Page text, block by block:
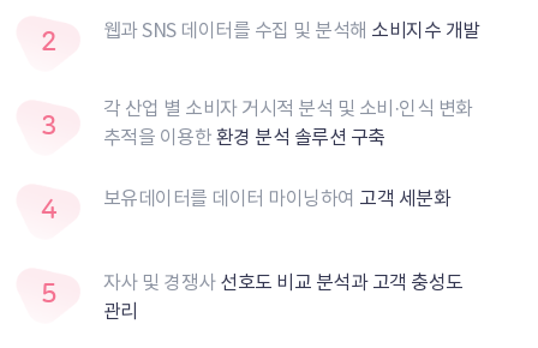
2 웹과 SNS 데이터를 수집 및 분석해 소비지수 개발
3
각 산업 별 소비자 거시적 분석 및 소비·인식 변화
추적을 이용한 환경 분석 솔루션 구축
4 보유데이터를 데이터 마이닝하여 고객 세분화
5 자사 및 경쟁사 선호도 비교 분석과 고객 충성도
관리